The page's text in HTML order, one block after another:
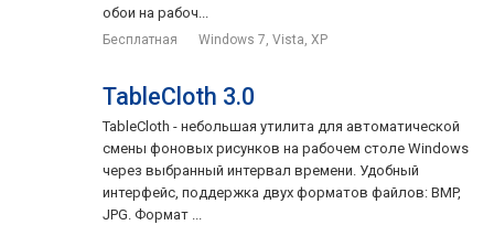
обои на рабоч...
Бесплатная Windows 7, Vista, XP
TableCloth 3.0
TableCloth - небольшая утилита для автоматической
смены фоновых рисунков на рабочем столе Windows
через выбранный интервал времени. Удобный
интерфейс, поддержка двух форматов файлов: BMP,
JPG. Формат ...